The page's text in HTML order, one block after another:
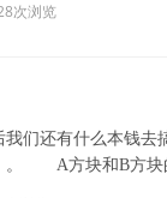
次浏览
我们还有什么本
。 A方块和B方块